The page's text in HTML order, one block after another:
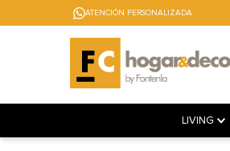
ATENCIÓN PERSONALIZADA
LIVING